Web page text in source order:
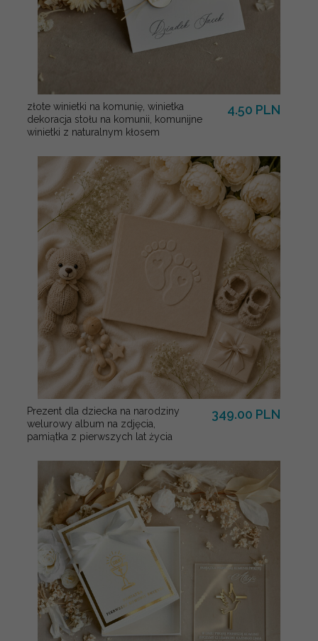
złote winietki na komunię, winietka
dekoracja stołu na komunii, komunijne
winietki z naturalnym kłosem
4.50 PLN
Prezent dla dziecka na narodziny
welurowy album na zdjęcia,
pamiątka z pierwszych lat życia
349.00 PLN